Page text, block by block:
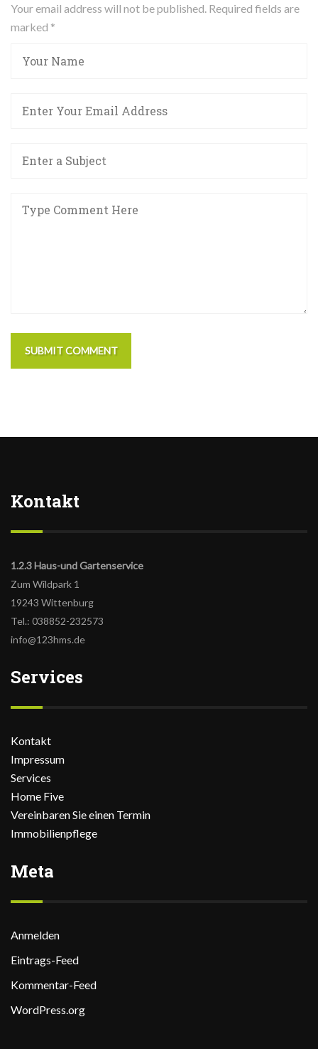
Your email address will not be published. Required fields are
marked *
SUBMIT COMMENT
Kontakt
1.2.3 Haus-und Gartenservice
Zum Wildpark 1
19243 Wittenburg
Tel.: 038852-232573
info@123hms.de
Services
Kontakt
Impressum
Services
Home Five
Vereinbaren Sie einen Termin
Immobilienpflege
Meta
Anmelden
Eintrags-Feed
Kommentar-Feed
WordPress.org